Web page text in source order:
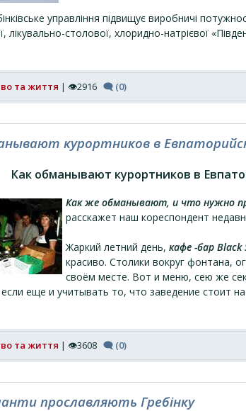
управління підвищує виробничі
лікувально-столової, хлоридно-натрієвої
та життя | 👁2916 🗨 (0)
курортников в
Как обманывают курортников в
Как же обманывают, и что нужно
расскажет наш кореспондент
Жаркий летний день, кафе -бар Black
красиво. Столики вокруг фонтана,
своём месте. Вот и меню, сею же
еще и учитывать то, что заведение стоит
та життя | 👁3608 🗨 (0)
прославляють Гребінку